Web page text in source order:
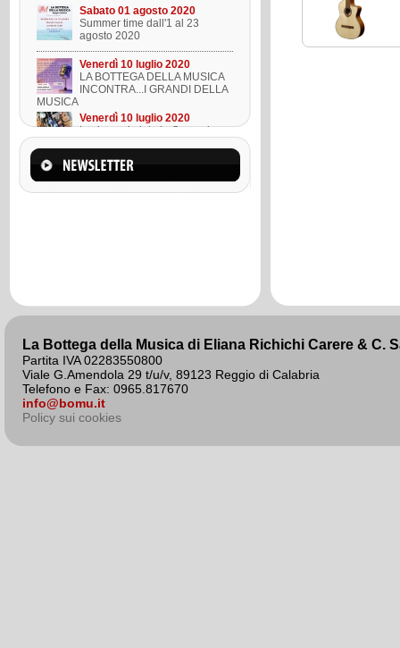
Sabato 01 agosto 2020
Summer time dall'1 al 23
agosto 2020
Venerdì 10 luglio 2020
LA BOTTEGA DELLA MUSICA
INCONTRA...I GRANDI DELLA
MUSICA
Venerdì 10 luglio 2020
Lezione ukulele in Omaggio
Mercoledì 22 marzo 2023
Suono l'ukulele in 8 lezioni
La Bottega della Musica di Eliana Richichi Carere & C.
Partita IVA 02283550800
Viale G.Amendola 29 t/u/v, 89123 Reggio di Calabria
Telefono e Fax: 0965.817670
info@bomu.it
Policy sui cookies